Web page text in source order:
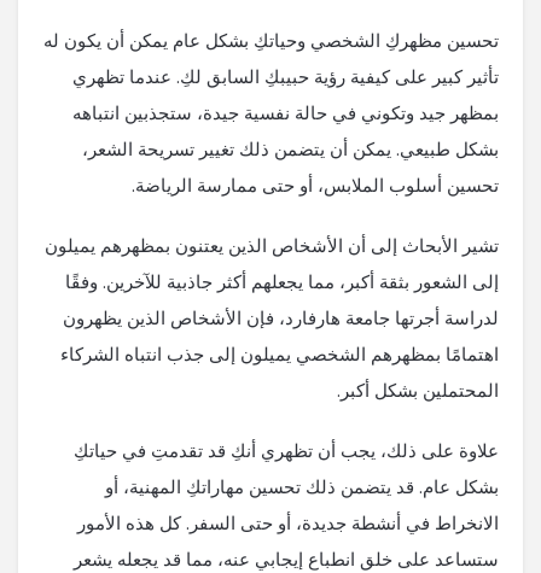
تحسين مظهركِ الشخصي وحياتكِ بشكل عام يمكن أن يكون له
تأثير كبير على كيفية رؤية حبيبكِ السابق لكِ. عندما تظهري
بمظهر جيد وتكوني في حالة نفسية جيدة، ستجذبين انتباهه
بشكل طبيعي. يمكن أن يتضمن ذلك تغيير تسريحة الشعر،
تحسين أسلوب الملابس، أو حتى ممارسة الرياضة.
تشير الأبحاث إلى أن الأشخاص الذين يعتنون بمظهرهم يميلون
إلى الشعور بثقة أكبر، مما يجعلهم أكثر جاذبية للآخرين. وفقًا
لدراسة أجرتها جامعة هارفارد، فإن الأشخاص الذين يظهرون
اهتمامًا بمظهرهم الشخصي يميلون إلى جذب انتباه الشركاء
المحتملين بشكل أكبر.
علاوة على ذلك، يجب أن تظهري أنكِ قد تقدمتِ في حياتكِ
بشكل عام. قد يتضمن ذلك تحسين مهاراتكِ المهنية، أو
الانخراط في أنشطة جديدة، أو حتى السفر. كل هذه الأمور
ستساعد على خلق انطباع إيجابي عنه، مما قد يجعله يشعر